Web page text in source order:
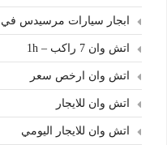
ابجار سيارات مرسيدس
اتش وان 7 راكب – 1h
اتش وان ارخص سعر
اتش وان للايجار
اتش وان للايجار اليومي